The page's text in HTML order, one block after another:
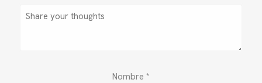
CONTACTO
Nombre *